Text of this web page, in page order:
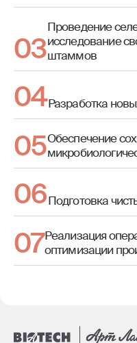
Проведение
исследование
штаммов
Разработка
Обеспечение
Подготовка
Реализация
оптимизации